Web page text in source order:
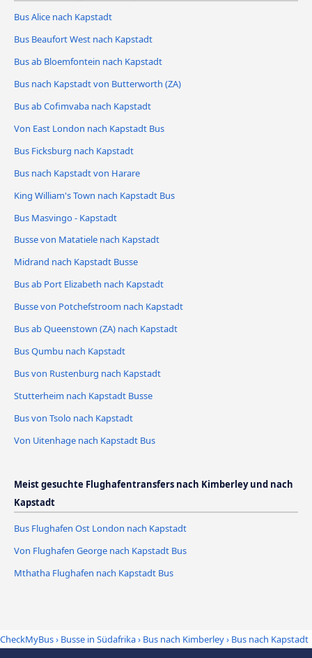
Bus Alice nach Kapstadt
Bus Beaufort West nach Kapstadt
Bus ab Bloemfontein nach Kapstadt
Bus nach Kapstadt von Butterworth (ZA)
Bus ab Cofimvaba nach Kapstadt
Von East London nach Kapstadt Bus
Bus Ficksburg nach Kapstadt
Bus nach Kapstadt von Harare
King William's Town nach Kapstadt Bus
Bus Masvingo - Kapstadt
Busse von Matatiele nach Kapstadt
Midrand nach Kapstadt Busse
Bus ab Port Elizabeth nach Kapstadt
Busse von Potchefstroom nach Kapstadt
Bus ab Queenstown (ZA) nach Kapstadt
Bus Qumbu nach Kapstadt
Bus von Rustenburg nach Kapstadt
Stutterheim nach Kapstadt Busse
Bus von Tsolo nach Kapstadt
Von Uitenhage nach Kapstadt Bus
Meist gesuchte Flughafentransfers nach Kimberley und nach
Kapstadt
Bus Flughafen Ost London nach Kapstadt
Von Flughafen George nach Kapstadt Bus
Mthatha Flughafen nach Kapstadt Bus
CheckMyBus› Busse in Südafrika› Bus nach Kimberley› Bus nach Kapstadt